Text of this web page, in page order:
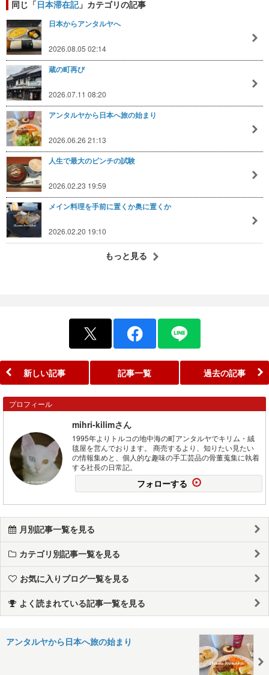
同じ「日本滞在記」カテゴリの記事
日本からアンタルヤへ
2026.08.05 02:14
蔵の町再び
2026.07.11 08:20
アンタルヤから日本へ旅の始まり
2026.06.26 21:13
人生で最大のピンチの試験
2026.02.23 19:59
メイン料理を手前に置くか奥に置くか
2026.02.20 19:10
もっと見る
新しい記事 記事一覧 過去の記事
プロフィール
mihri-kilimさん
1995年よりトルコの地中海の町アンタルヤでキリム・絨
毯屋を営んでおります。 商売するより、知りたい見たい
の情報集めと、個人的な趣味の手工芸品の骨董蒐集に執着
する社長の日常記。
フォローする
月別記事一覧を見る
カテゴリ別記事一覧を見る
お気に入りブログ一覧を見る
よく読まれている記事一覧を見る
アンタルヤから日本へ旅の始まり